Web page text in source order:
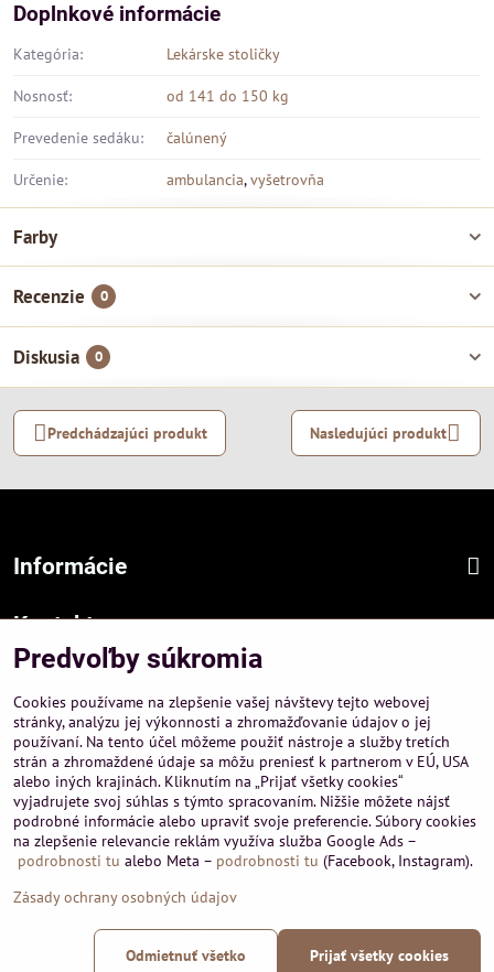
Doplnkové informácie
Kategória: Lekárske stoličky
Nosnosť: od 141 do 150 kg
Prevedenie sedáku: čalúnený
Určenie: ambulancia,vyšetrovňa
Farby
Recenzie 0
Diskusia 0
Predchádzajúci produkt Nasledujúci produkt
Informácie
Kontakt
Sídlo firmy :
Hurbanová 3807/21, 03601 Martin
Prevádzka a obchodné informácie :
A-PEMA, s.r.o.
Severná 14, 03601 Martin
+421 911 532545
+421 903 807209
©2026Copyright
Predvoľby súkromia
Zásady ochrany osobných údajov
Predvoľby súkromia
Cookies používame na zlepšenie vašej návštevy tejto webovej
stránky, analýzu jej výkonnosti a zhromažďovanie údajov o jej
používaní. Na tento účel môžeme použiť nástroje a služby tretích
strán a zhromaždené údaje sa môžu preniesť k partnerom v EÚ, USA
alebo iných krajinách. Kliknutím na „Prijať všetky cookies“
vyjadrujete svoj súhlas s týmto spracovaním. Nižšie môžete nájsť
podrobné informácie alebo upraviť svoje preferencie. Súbory cookies
na zlepšenie relevancie reklám využíva služba Google Ads –
podrobnosti tu alebo Meta – podrobnosti tu (Facebook, Instagram).
Zásady ochrany osobných údajov
Prijať všetky cookies
Odmietnuť všetko